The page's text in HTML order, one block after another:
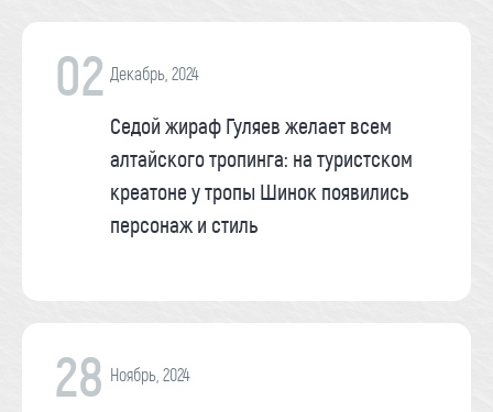
02 Декабрь, 2024
Седой жираф Гуляев желает всем
алтайского тропинга: на туристском
креатоне у тропы Шинок появились
персонаж и стиль
28 Ноябрь, 2024